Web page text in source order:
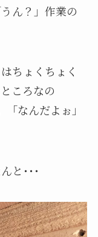
ん？」作業の
ちょくちょく
ころなの
なんだよぉ」
と･･･